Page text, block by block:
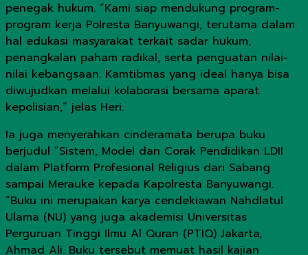
penegak hukum. “Kami siap mendukung program-
program kerja Polresta Banyuwangi, terutama dalam
hal edukasi masyarakat terkait sadar hukum,
penangkalan paham radikal, serta penguatan nilai-
nilai kebangsaan. Kamtibmas yang ideal hanya bisa
diwujudkan melalui kolaborasi bersama aparat
kepolisian,” jelas Heri.
Ia juga menyerahkan cinderamata berupa buku
berjudul “Sistem, Model dan Corak Pendidikan LDII
dalam Platform Profesional Religius dari Sabang
sampai Merauke kepada Kapolresta Banyuwangi.
“Buku ini merupakan karya cendekiawan Nahdlatul
Ulama (NU) yang juga akademisi Universitas
Perguruan Tinggi Ilmu Al Quran (PTIQ) Jakarta,
Ahmad Ali. Buku tersebut memuat hasil kajian